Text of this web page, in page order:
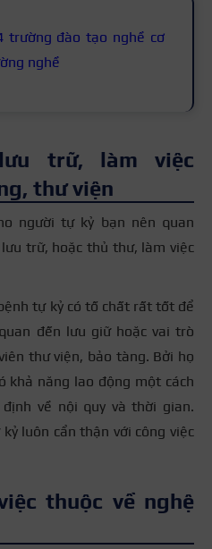
trường đào tạo nghề cơ
nghề
trữ, làm việc
thư viện
người tự kỷ bạn nên quan
trữ, hoặc thủ thư, làm việc
tự kỷ có tố chất rất tốt để
đến lưu giữ hoặc vai trò
thư viện, bảo tàng. Bởi họ
khả năng lao động một cách
về nội quy và thời gian.
luôn cẩn thận với công việc
thuộc về nghệ